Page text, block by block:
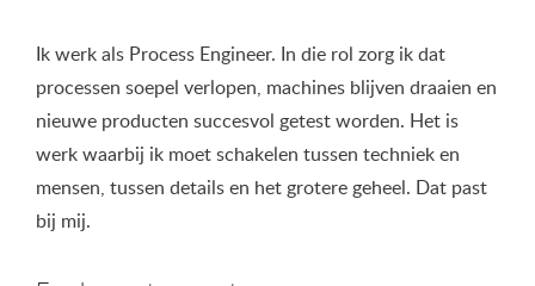
Ik werk als Process Engineer. In die rol zorg ik dat
processen soepel verlopen, machines blijven draaien en
nieuwe producten succesvol getest worden. Het is
werk waarbij ik moet schakelen tussen techniek en
mensen, tussen details en het grotere geheel. Dat past
bij mij.